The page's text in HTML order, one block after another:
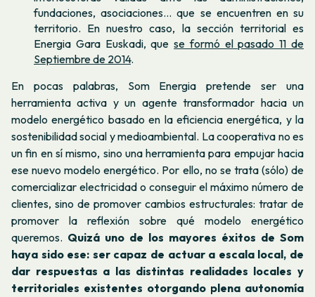
fundaciones, asociaciones… que se encuentren en su
territorio. En nuestro caso, la sección territorial es
Energia Gara Euskadi, quese formó el pasado 11 de
Septiembre de 2014.
En pocas palabras, Som Energia pretende ser una
herramienta activa y un agente transformador hacia un
modelo energético basado en la eficiencia energética, y la
sostenibilidad social y medioambiental. La cooperativa no es
un fin en sí mismo, sino una herramienta para empujar hacia
ese nuevo modelo energético. Por ello, no se trata (sólo) de
comercializar electricidad o conseguir el máximo número de
clientes, sino de promover cambios estructurales: tratar de
promover la reflexión sobre qué modelo energético
queremos. Quizá uno de los mayores éxitos de Som
haya sido ese: ser capaz de actuar a escala local, de
dar respuestas a las distintas realidades locales y
territoriales existentes otorgando plena autonomía